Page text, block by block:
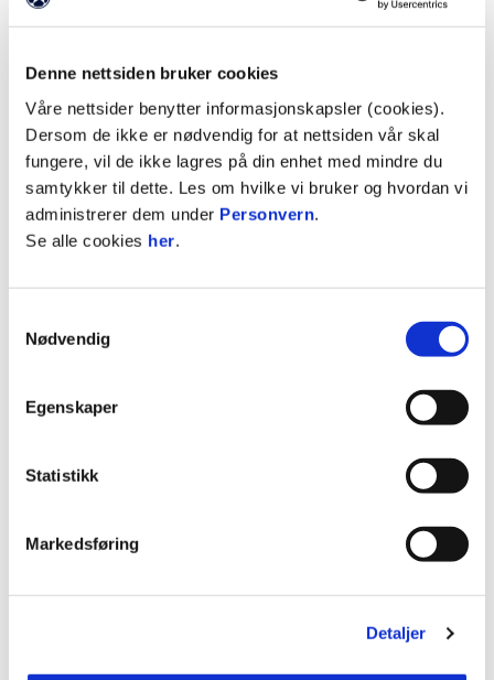
Denne nettsiden bruker cookies
Våre nettsider benytter informasjonskapsler (cookies).
Dersom de ikke er nødvendig for at nettsiden vår skal
fungere, vil de ikke lagres på din enhet med mindre du
samtykker til dette. Les om hvilke vi bruker og hvordan vi
administrerer dem under Personvern.
Se alle cookies her.
Nødvendig
Egenskaper
Statistikk
Markedsføring
Detaljer
Høyde 177cm
8
Torbjørn Kallevåg
21. aug. 1993